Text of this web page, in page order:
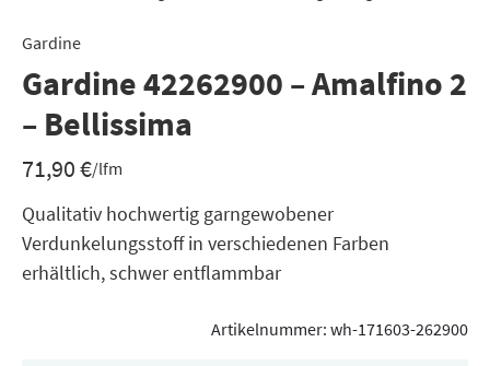
Gardine
Gardine 42262900 – Amalfino 2
– Bellissima
71,90€/lfm
Qualitativ hochwertig garngewobener
Verdunkelungsstoff in verschiedenen Farben
erhältlich, schwer entflammbar
Artikelnummer: wh-171603-262900